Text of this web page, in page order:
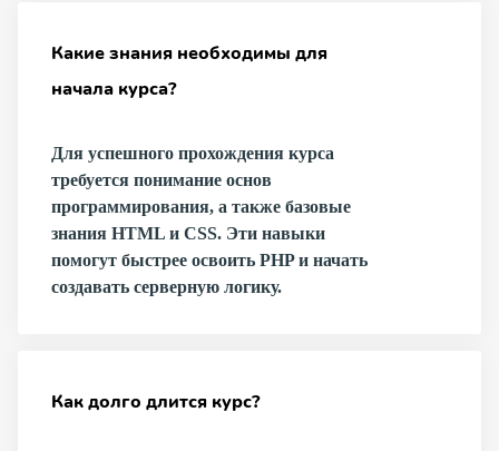
Какие знания необходимы для
начала курса?
Для успешного прохождения курса
требуется понимание основ
программирования, а также базовые
знания HTML и CSS. Эти навыки
помогут быстрее освоить PHP и начать
создавать серверную логику.
Как долго длится курс?